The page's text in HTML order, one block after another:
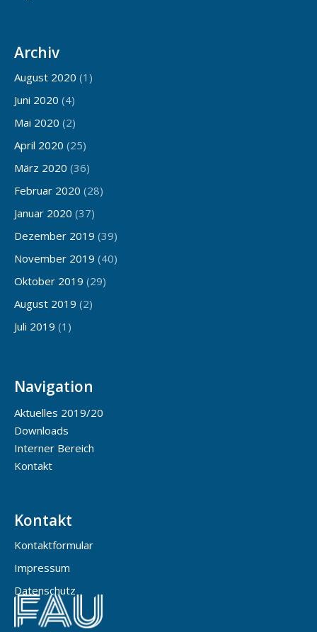
Archiv
August 2020 (1)
Juni 2020 (4)
Mai 2020 (2)
April 2020 (25)
März 2020 (36)
Februar 2020 (28)
Januar 2020 (37)
Dezember 2019 (39)
November 2019 (40)
Oktober 2019 (29)
August 2019 (2)
Juli 2019 (1)
Navigation
Aktuelles 2019/20
Downloads
Interner Bereich
Kontakt
Kontakt
Kontaktformular
Impressum
Datenschutz